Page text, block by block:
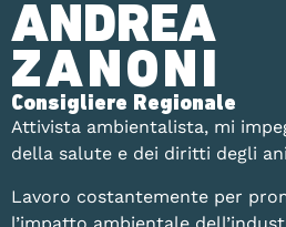
ANDREA
ZANONI
Consigliere Regionale
Attivista ambientalista, mi
della salute e dei diritti degli
Lavoro costantemente per
l’impatto ambientale